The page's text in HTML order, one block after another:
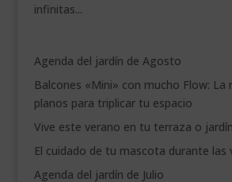
infinitas...
Agenda del jardín de Agosto
Balcones «Mini» con mucho Flow: La
planos para triplicar tu espacio
Vive este verano en tu terraza o jardín
El cuidado de tu mascota durante las
Agenda del jardín de Julio